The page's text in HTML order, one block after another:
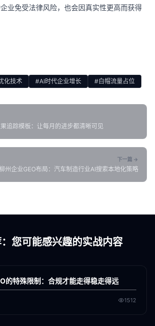
业免受法律风险，也会因真实性更高而获得
化技术 #AI时代企业增长 #白帽流量占位
追踪模板：让每月的进步都清晰可见
下一篇 →
州企业GEO布局：汽车制造行业AI搜索本地化策略
您可能感兴趣的实战内容
的特殊限制：合规才能走得稳走得远
1512